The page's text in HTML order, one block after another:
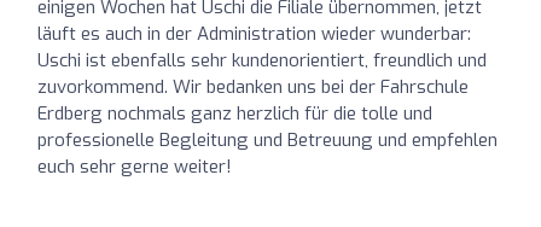
einigen Wochen hat Uschi die Filiale übernommen, jetzt
läuft es auch in der Administration wieder wunderbar:
Uschi ist ebenfalls sehr kundenorientiert, freundlich und
zuvorkommend. Wir bedanken uns bei der Fahrschule
Erdberg nochmals ganz herzlich für die tolle und
professionelle Begleitung und Betreuung und empfehlen
euch sehr gerne weiter!